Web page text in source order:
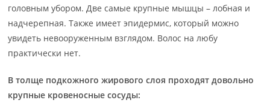
головным убором. Две самые крупные мышцы – лобная и
надчерепная. Также имеет эпидермис, который можно
увидеть невооруженным взглядом. Волос на любу
практически нет.
В толще подкожного жирового слоя проходят довольно
крупные кровеносные сосуды: